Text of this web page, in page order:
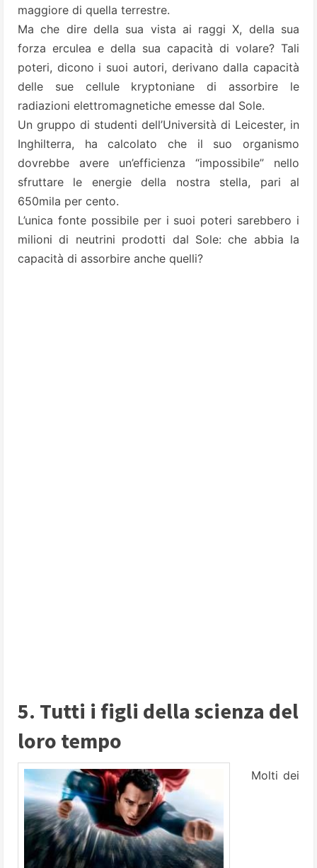
maggiore di quella terrestre.
Ma che dire della sua vista ai raggi X, della sua
forza erculea e della sua capacità di volare? Tali
poteri, dicono i suoi autori, derivano dalla capacità
delle sue cellule kryptoniane di assorbire le
radiazioni elettromagnetiche emesse dal Sole.
Un gruppo di studenti dell’Università di Leicester, in
Inghilterra, ha calcolato che il suo organismo
dovrebbe avere un’efficienza “impossibile” nello
sfruttare le energie della nostra stella, pari al
650mila per cento.
L’unica fonte possibile per i suoi poteri sarebbero i
milioni di neutrini prodotti dal Sole: che abbia la
capacità di assorbire anche quelli?
5. Tutti i figli della scienza del
loro tempo
Molti dei